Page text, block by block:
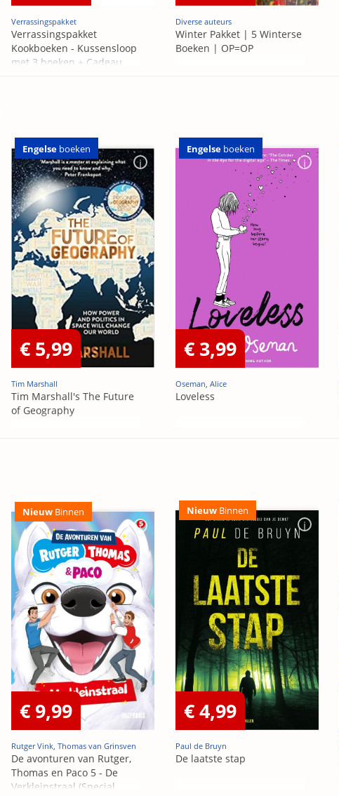
Verrassingspakket
Verrassingspakket
Kookboeken - Kussensloop
met 3 boeken + Cadeau
Diverse auteurs
Winter Pakket | 5 Winterse
Boeken | OP=OP
Engelse boeken
€ 5,99
Tim Marshall
Tim Marshall's The Future
of Geography
Engelse boeken
€ 3,99
Oseman, Alice
Loveless
Nieuw Binnen
€ 9,99
Rutger Vink, Thomas van Grinsven
De avonturen van Rutger,
Thomas en Paco 5 - De
Verkleinstraal (Special
Nieuw Binnen
€ 4,99
Paul de Bruyn
De laatste stap